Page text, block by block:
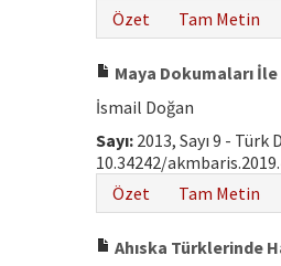
Özet Tam Metin
Maya Dokumaları
İsmail Doğan
Sayı: 2013, Sayı 9 - Türk
10.34242/
Özet Tam Metin
Ahıska Türklerinde